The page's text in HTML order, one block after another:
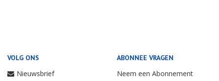
VOLG ONS
Nieuwsbrief
ABONNEE VRAGEN
Neem een Abonnement